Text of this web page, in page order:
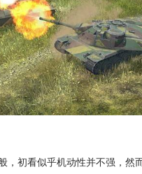
，初看似乎机动性并不强，然